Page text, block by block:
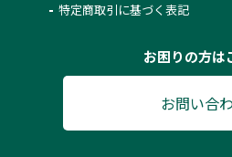
特定商取引に基づく表記
お困りの方は
お問い合